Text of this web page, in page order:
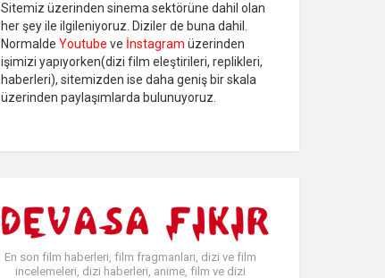
Sitemiz üzerinden sinema sektörüne dahil olan
her şey ile ilgileniyoruz. Diziler de buna dahil.
Normalde Youtube ve İnstagram üzerinden
işimizi yapıyorken(dizi film eleştirileri, replikleri,
haberleri), sitemizden ise daha geniş bir skala
üzerinden paylaşımlarda bulunuyoruz.
En son film haberleri, film fragmanları, dizi ve film
incelemeleri, dizi haberleri, anime, film ve dizi